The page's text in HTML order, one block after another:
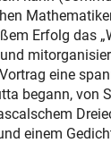
Erfolg das
eine
begann, von
einem